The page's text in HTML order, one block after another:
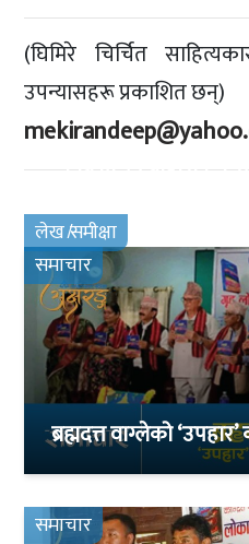
(घिमिरे चिर्चित
उपन्यासहरू प्रकाशित छन्)
लेख ̸समीक्षा
कवि मिलन बोहोराकृत
समाचार
ब्रह्मदत्त वाग्लेको
समाचार